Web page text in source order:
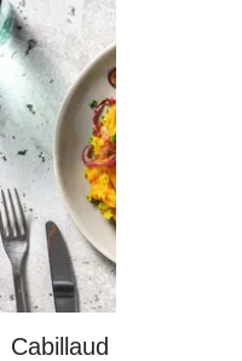
Cabillaud et purée